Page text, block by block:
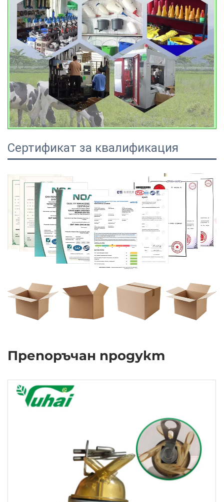
Сертификат за квалификация
Препоръчан продукт